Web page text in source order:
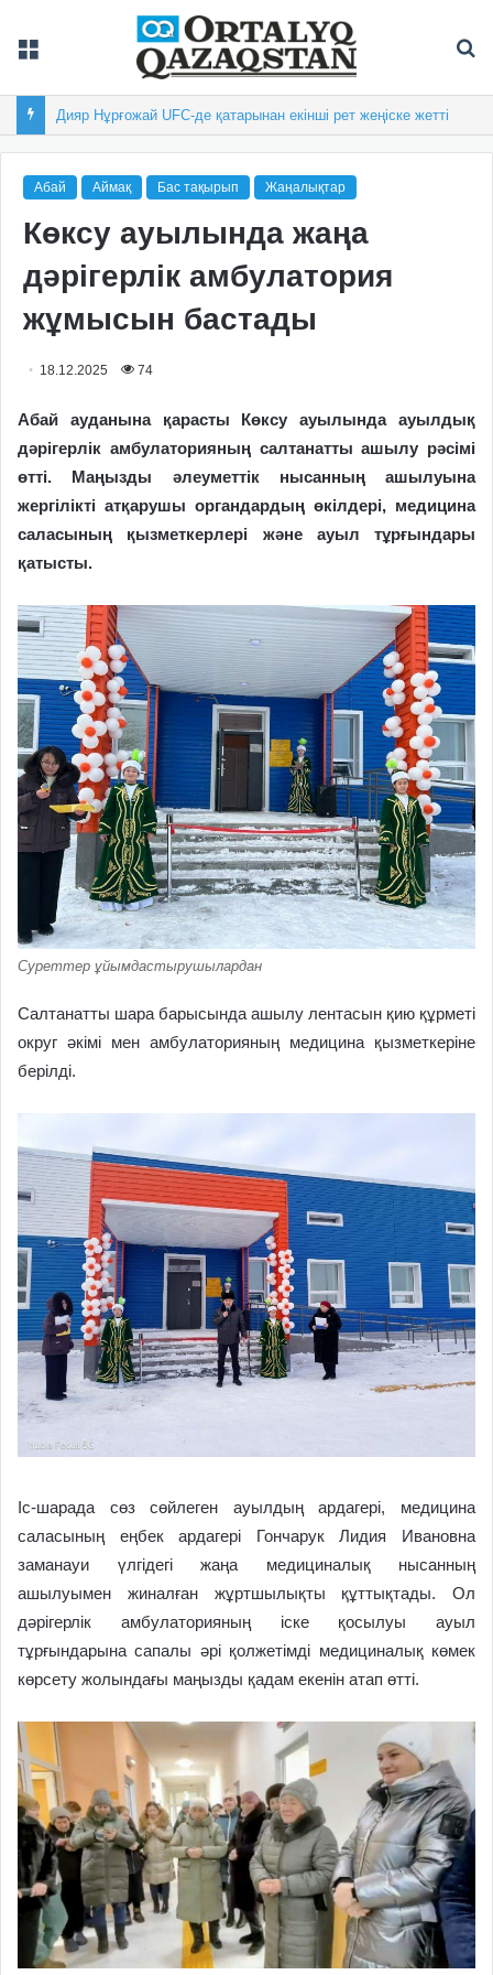
Дияр Нұрғожай UFC-де қатарынан екінші рет жеңіске жетті
Абай Аймақ Бас тақырып Жаңалықтар
Көксу ауылында жаңа
дәрігерлік амбулатория
жұмысын бастады
18.12.2025 74
Абай ауданына қарасты Көксу ауылында ауылдық
дәрігерлік амбулаторияның салтанатты ашылу рәсімі
өтті. Маңызды әлеуметтік нысанның ашылуына
жергілікті атқарушы органдардың өкілдері, медицина
саласының қызметкерлері және ауыл тұрғындары
қатысты.
Суреттер ұйымдастырушылардан
Салтанатты шара барысында ашылу лентасын қию құрметі
округ әкімі мен амбулаторияның медицина қызметкеріне
берілді.
Іс-шарада сөз сөйлеген ауылдың ардагері, медицина
саласының еңбек ардагері Гончарук Лидия Ивановна
заманауи үлгідегі жаңа медициналық нысанның
ашылуымен жиналған жұртшылықты құттықтады. Ол
дәрігерлік амбулаторияның іске қосылуы ауыл
тұрғындарына сапалы әрі қолжетімді медициналық көмек
көрсету жолындағы маңызды қадам екенін атап өтті.